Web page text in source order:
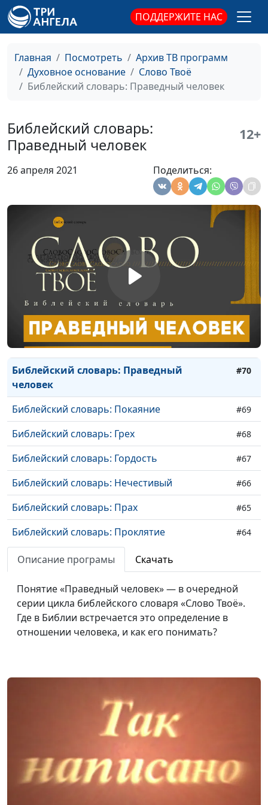
ПОДДЕРЖИТЕ НАС
Главная Посмотреть
Архив ТВ программ
Духовное основание
Слово Твоё
Библейский словарь: Праведный человек
Библейский словарь:
Праведный человек
12+
26 апреля 2021 Поделиться:
Библейский словарь: Израиль
Библейский словарь: Благодать
Библейский словарь: Кровь
Библейский словарь: Обетование Божье
Библейский словарь: Беззаконие
Библейский словарь: Идол
#77
Библейский словарь: Завет
Библейский словарь: Радуга #75
Библейский словарь: Знамение
Библейский словарь: Бездна #73
Библейский словарь: Потоп #72
Библейский словарь: Ковчег #71
Библейский словарь: Праведный
человек
#70
Библейский словарь: Покаяние #69
Библейский словарь: Грех #68
Библейский словарь: Гордость #67
Библейский словарь: Нечестивый #66
Библейский словарь: Прах #65
Библейский словарь: Проклятие #64
Библейский словарь: Зло
Библейский словарь: Левиафан #61
Библейский словарь: Змей
Библейский словарь: Суббота #58
Библейский словарь: Заповедать
Библейский словарь: Владычествовать
Библейский словарь: Прилепиться #54
Описание програмы Скачать
Понятие «Праведный человек» — в очередной
серии цикла библейского словаря «Слово Твоё».
Где в Библии встречается это определение в
отношении человека, и как его понимать?